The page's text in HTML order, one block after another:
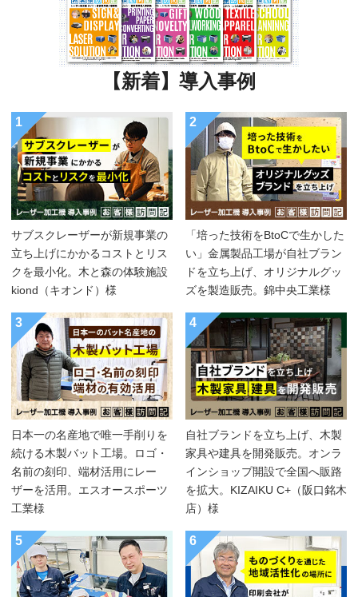
【新着】導入事例
1
サブスクレーザーが新規事業の
立ち上げにかかるコストとリス
クを最小化。木と森の体験施設
kiond（キオンド）様
2
「培った技術をBtoCで生かした
い」金属製品工場が自社ブラン
ドを立ち上げ、オリジナルグッ
ズを製造販売。錦中央工業様
3
日本一の名産地で唯一手削りを
続ける木製バット工場。ロゴ・
名前の刻印、端材活用にレー
ザーを活用。エスオースポーツ
工業様
4
自社ブランドを立ち上げ、木製
家具や建具を開発販売。オンラ
インショップ開設で全国へ販路
を拡大。KIZAIKU C+（阪口銘木
店）様
5 6